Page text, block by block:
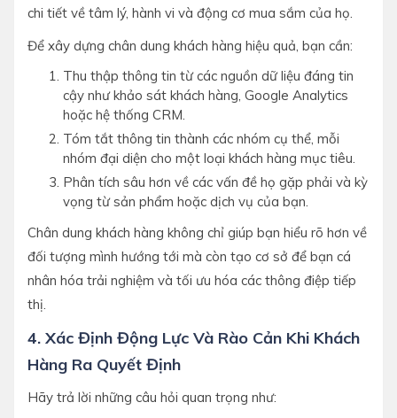
chi tiết về tâm lý, hành vi và động cơ mua sắm của họ.
Để xây dựng chân dung khách hàng hiệu quả, bạn cần:
Thu thập thông tin từ các nguồn dữ liệu đáng tin
cậy như khảo sát khách hàng, Google Analytics
hoặc hệ thống CRM.
Tóm tắt thông tin thành các nhóm cụ thể, mỗi
nhóm đại diện cho một loại khách hàng mục tiêu.
Phân tích sâu hơn về các vấn đề họ gặp phải và kỳ
vọng từ sản phẩm hoặc dịch vụ của bạn.
Chân dung khách hàng không chỉ giúp bạn hiểu rõ hơn về
đối tượng mình hướng tới mà còn tạo cơ sở để bạn cá
nhân hóa trải nghiệm và tối ưu hóa các thông điệp tiếp
thị.
4. Xác Định Động Lực Và Rào Cản Khi Khách
Hàng Ra Quyết Định
Hãy trả lời những câu hỏi quan trọng như: